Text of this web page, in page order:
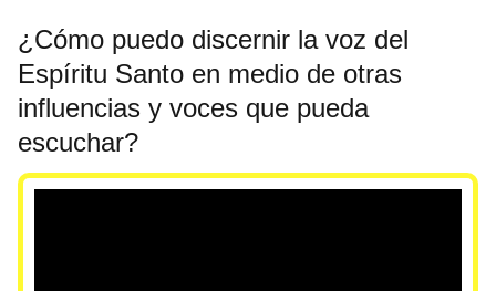
¿Cómo puedo discernir la voz del
Espíritu Santo en medio de otras
influencias y voces que pueda
escuchar?